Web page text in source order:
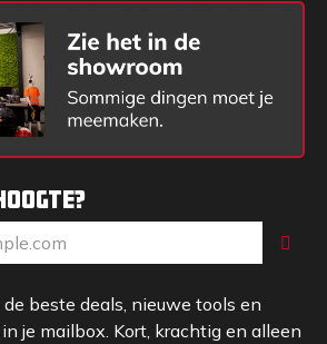
beste deals, nieuwe tools en
je mailbox. Kort, krachtig en alleen